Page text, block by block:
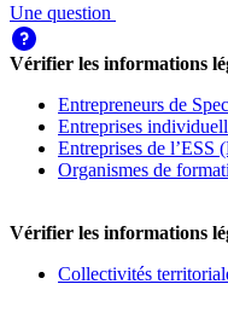
Une question
Vérifier les informations
Entrepreneurs de
Entreprises
Entreprises de l’ESS
Organismes de
Vérifier les informations
Collectivités